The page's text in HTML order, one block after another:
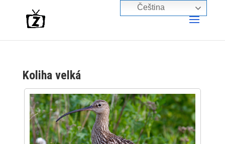
Koliha velká
Čeština‎